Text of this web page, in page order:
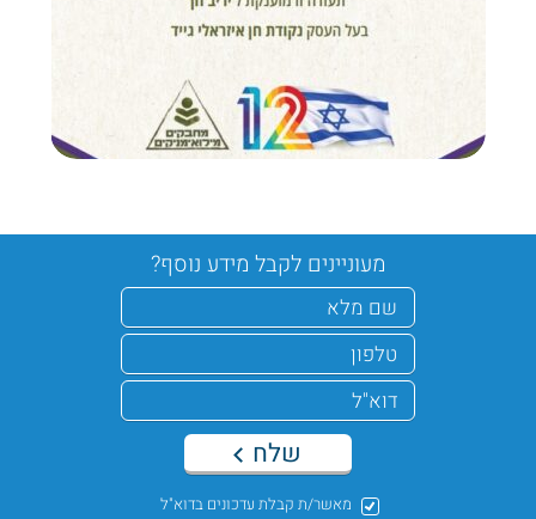
מעוניינים לקבל מידע נוסף?
מאשר/ת קבלת עדכונים בדוא"ל
שלח